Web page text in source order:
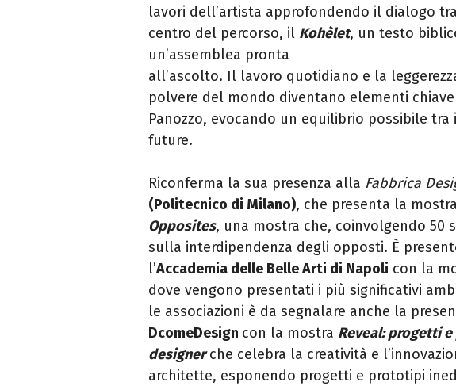
lavori dell’artista approfondendo il dialogo
centro del percorso, il Kohèlet, un testo
un’assemblea pronta
all’ascolto. Il lavoro quotidiano e la
polvere del mondo diventano elementi
Panozzo, evocando un equilibrio possibile
future.
Riconferma la sua presenza alla Fabbrica
(Politecnico di Milano), che presenta la mostra
Opposites, una mostra che, coinvolgendo 50
sulla interdipendenza degli opposti. È
l’Accademia delle Belle Arti di Napoli con la
dove vengono presentati i più significativi
le associazioni è da segnalare anche la
DcomeDesign con la mostra Reveal: progetti
designerche celebra la creatività e
architette, esponendo progetti e prototipi